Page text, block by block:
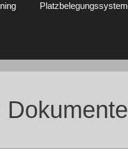
Platzbelegungssystem
Dokumente